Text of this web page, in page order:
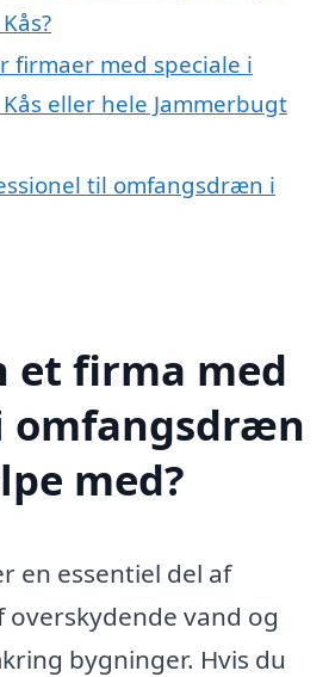
firmaer med speciale i
eller hele Jammerbugt
til omfangsdræn i
et firma med
omfangsdræn
med?
en essentiel del af
vand og
bygninger. Hvis du